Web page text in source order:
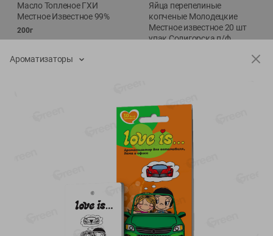
Масло Топленое ГХИ
Местное Известное 99%
200г
Яйца перепелиные
копченые Молодецкие
Местное известное 20 шт
упак Солигорска п/ф
Показать 15-28 из 79
Каталог товаров
Специально для вас
Ароматизаторы